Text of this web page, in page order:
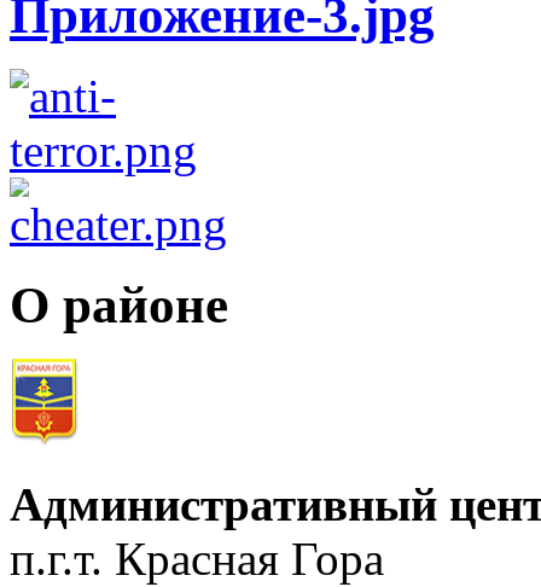
О районе
Административный
п.г.т. Красная Гора